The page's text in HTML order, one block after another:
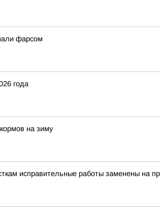
фарсом
года
на зиму
исправительные работы заменены на